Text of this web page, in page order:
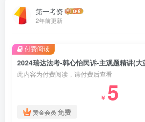
第一考资
2年前更新
2024瑞达法考-韩心怡民诉-主观题精讲(
此内容为付费阅读，请付费后查看
￥ 5
黄金会员 免费
付费阅读